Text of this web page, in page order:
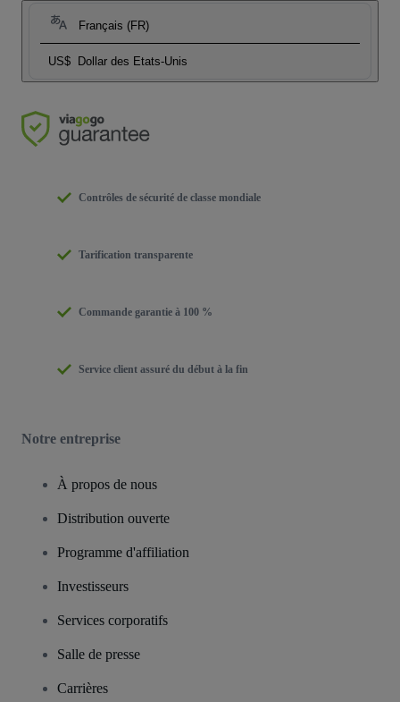
Français (FR)
US$ Dollar des Etats-Unis
Contrôles de sécurité de classe mondiale
Tarification transparente
Commande garantie à 100 %
Service client assuré du début à la fin
Notre entreprise
À propos de nous
Distribution ouverte
Programme d'affiliation
Investisseurs
Services corporatifs
Salle de presse
Carrières